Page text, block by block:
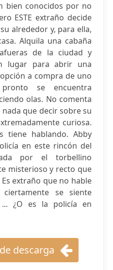
bien conocidos por no
ESTE extraño decide
alrededor y, para ella,
Alquila una cabaña
de la ciudad y
lugar para abrir una
a compra de uno
se encuentra
olas. No comenta
que decir sobre su
curiosa.
tiene hablando. Abby
en este rincón del
por el torbellino
misterioso y recto que
extraño que no hable
se siente
¿O es la policía en
descarga